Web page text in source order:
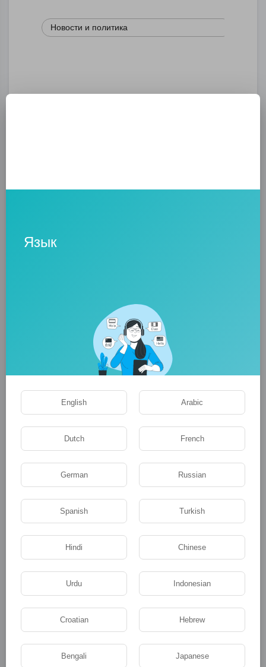
Новости и политика
ЖКХ
Медицина
Язык
English Arabic
Dutch French
German Russian
Spanish Turkish
Hindi Chinese
Urdu Indonesian
Croatian Hebrew
Bengali Japanese